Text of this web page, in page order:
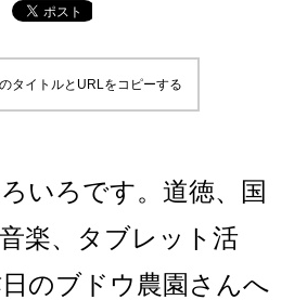
タイトルとURLをコピーする
いろです。道徳、国
楽、タブレット活
のブドウ農園さんへ